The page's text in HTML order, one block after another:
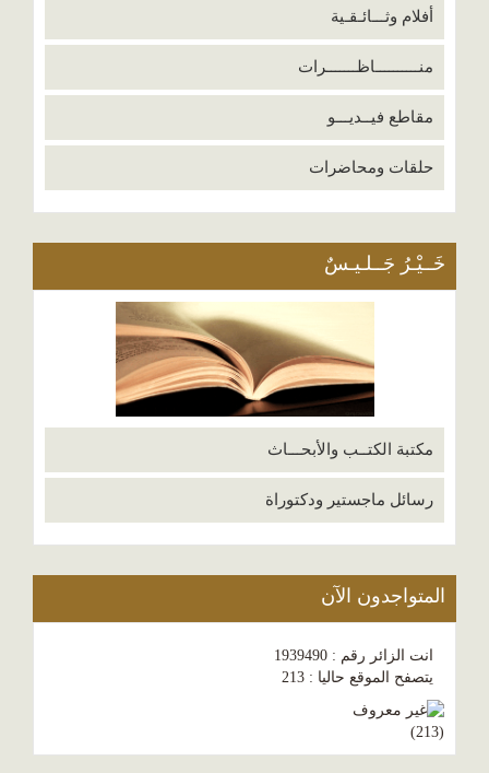
أفلام وثـــائـقـية
منــــــــــاظـــــــرات
مقاطع فيــديـــو
حلقات ومحاضرات
خَــيْـرُ جَــلـيـسٌ
مكتبة الكتــب والأبحـــاث
رسائل ماجستير ودكتوراة
المتواجدون الآن
انت الزائر رقم : 1939490
يتصفح الموقع حاليا : 213
(
213
)